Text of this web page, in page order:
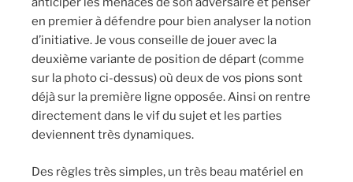
en premier à défendre pour bien analyser la notion
d’initiative. Je vous conseille de jouer avec la
deuxième variante de position de départ (comme
sur la photo ci-dessus) où deux de vos pions sont
déjà sur la première ligne opposée. Ainsi on rentre
directement dans le vif du sujet et les parties
deviennent très dynamiques.
Des règles très simples, un très beau matériel en